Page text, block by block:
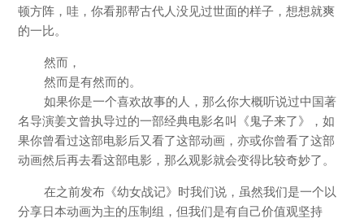
顿方阵，哇，你看那帮古代人没见过世面的样子，想想就爽
的一比。
然而，
然而是有然而的。
如果你是一个喜欢故事的人，那么你大概听说过中国著
名导演姜文曾执导过的一部经典电影名叫《鬼子来了》，如
果你曾看过这部电影后又看了这部动画，亦或你曾看了这部
动画然后再去看这部电影，那么观影就会变得比较奇妙了。
在之前发布《幼女战记》时我们说，虽然我们是一个以
分享日本动画为主的压制组，但我们是有自己价值观坚持